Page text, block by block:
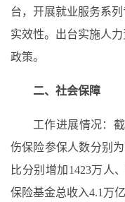
台，开展就业服务系
实效性。出台实施人
政策。
二、社会保障
工作进展情况：
伤保险参保人数分别
比分别增加1423万人
保险基金总收入4.1万